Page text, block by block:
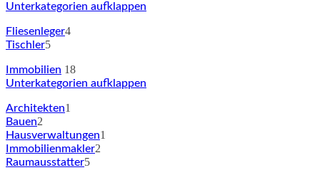
Unterkategorien aufklappen
Fliesenleger4
Tischler5
Immobilien 18
Unterkategorien aufklappen
Architekten1
Bauen2
Hausverwaltungen1
Immobilienmakler2
Raumausstatter5